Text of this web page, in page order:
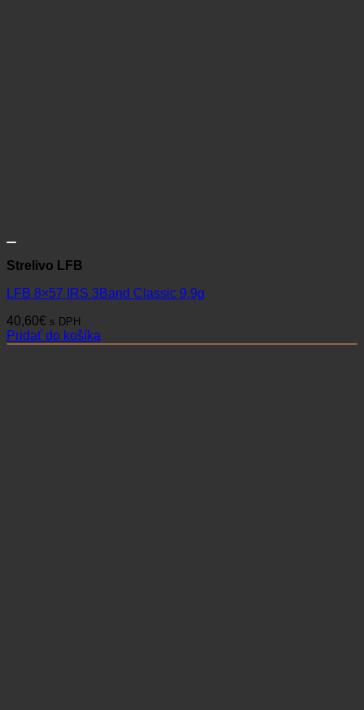
Strelivo LFB
LFB 8×57 IRS 3Band Classic 9,9g
40,60€ s DPH
Pridať do košíka